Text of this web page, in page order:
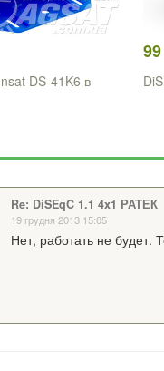
DS-41K6 в
Re: DiSEqC 1.1 4x1 РАТЕК
19 грудня 2013 15:05
Нет, работать не будет.